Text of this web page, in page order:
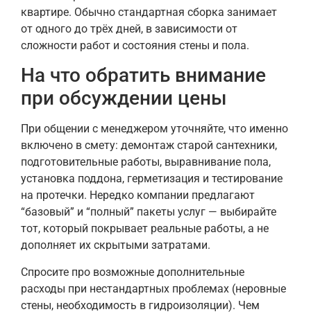
квартире. Обычно стандартная сборка занимает
от одного до трёх дней, в зависимости от
сложности работ и состояния стены и пола.
На что обратить внимание
при обсуждении цены
При общении с менеджером уточняйте, что именно
включено в смету: демонтаж старой сантехники,
подготовительные работы, выравнивание пола,
установка поддона, герметизация и тестирование
на протечки. Нередко компании предлагают
“базовый” и “полный” пакеты услуг — выбирайте
тот, который покрывает реальные работы, а не
дополняет их скрытыми затратами.
Спросите про возможные дополнительные
расходы при нестандартных проблемах (неровные
стены, необходимость в гидроизоляции). Чем